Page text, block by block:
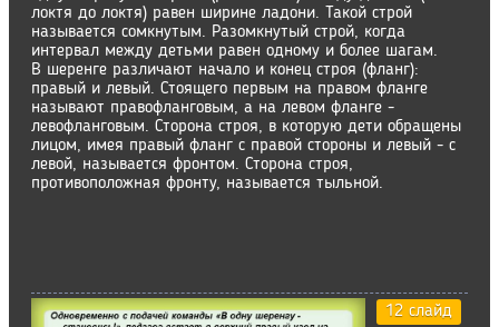
локтя до локтя) равен ширине ладони. Такой строй
называется сомкнутым. Разомкнутый строй, когда
интервал между детьми равен одному и более шагам.
В шеренге различают начало и конец строя (фланг):
правый и левый. Стоящего первым на правом фланге
называют правофланговым, а на левом фланге -
левофланговым. Сторона строя, в которую дети обращены
лицом, имея правый фланг с правой стороны и левый - с
левой, называется фронтом. Сторона строя,
противоположная фронту, называется тыльной.
12 слайд